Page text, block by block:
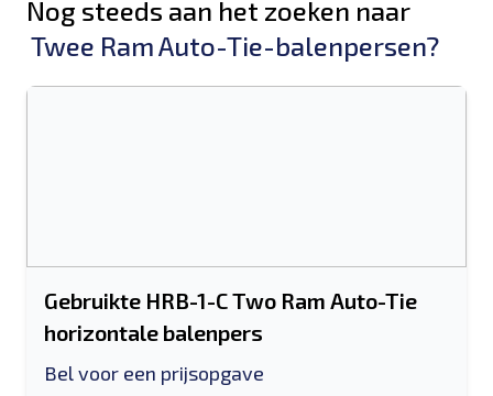
Nog steeds aan het zoeken naar
Twee Ram Auto-Tie-balenpersen?
Gebruikte HRB-1-C Two Ram Auto-Tie
horizontale balenpers
Bel voor een prijsopgave